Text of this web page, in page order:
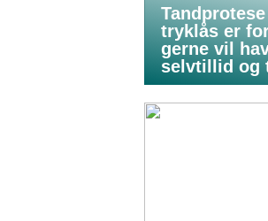
Tandprotese
tryklås er
gerne vil
selvtillid og